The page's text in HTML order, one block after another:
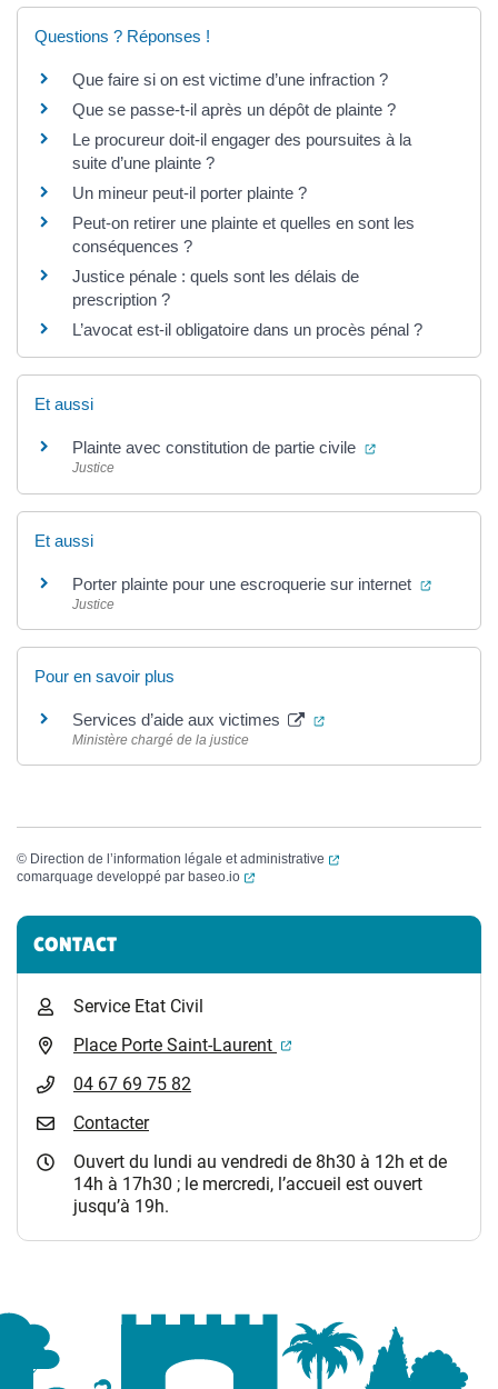
Questions ? Réponses !
Que faire si on est victime d’une infraction ?
Que se passe-t-il après un dépôt de plainte ?
Le procureur doit-il engager des poursuites à la
suite d’une plainte ?
Un mineur peut-il porter plainte ?
Peut-on retirer une plainte et quelles en sont les
conséquences ?
Justice pénale : quels sont les délais de
prescription ?
L’avocat est-il obligatoire dans un procès pénal ?
Et aussi
Plainte avec constitution de partie civile (ouverture dans
Justice
Et aussi
Porter plainte pour une escroquerie sur internet
Justice
Pour en savoir plus
Services d’aide aux victimes (ouverture dans un
Ministère chargé de la justice
© Direction de l’information légale et administrative
(ouverture dans un
comarquage developpé par baseo.io (ouverture dans un nouvel onglet)
Informations complémentaires
CONTACT
Service Etat Civil
Place Porte Saint-Laurent
(ouverture dans un
04 67 69 75 82
Contacter
Ouvert du lundi au vendredi de 8h30 à 12h et de
14h à 17h30 ; le mercredi, l’accueil est ouvert
jusqu’à 19h.